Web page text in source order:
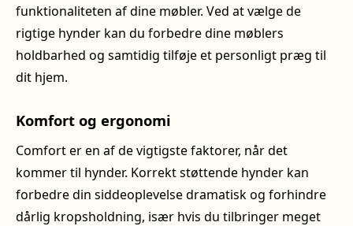
funktionaliteten af dine møbler. Ved at vælge de
rigtige hynder kan du forbedre dine møblers
holdbarhed og samtidig tilføje et personligt præg til
dit hjem.
Komfort og ergonomi
Comfort er en af de vigtigste faktorer, når det
kommer til hynder. Korrekt støttende hynder kan
forbedre din siddeoplevelse dramatisk og forhindre
dårlig kropsholdning, især hvis du tilbringer meget